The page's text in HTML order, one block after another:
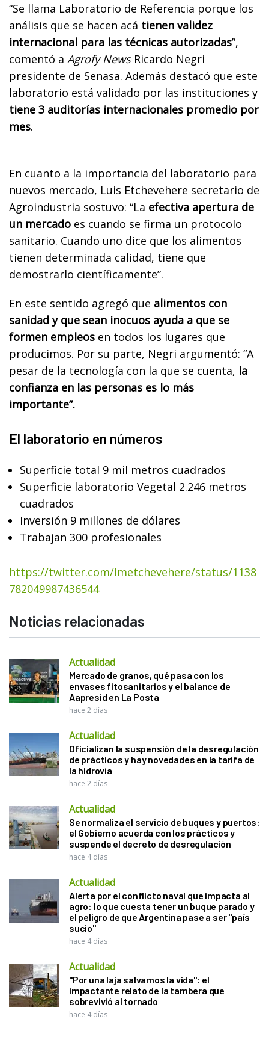
“Se llama Laboratorio de Referencia porque los
análisis que se hacen acá tienen validez
internacional para las técnicas autorizadas”,
comentó a Agrofy NewsRicardo Negri
presidente de Senasa. Además destacó que este
laboratorio está validado por las instituciones y
tiene 3 auditorías internacionales promedio por
mes.
En cuanto a la importancia del laboratorio para
nuevos mercado, Luis Etchevehere secretario de
Agroindustria sostuvo: “La efectiva apertura de
un mercado es cuando se firma un protocolo
sanitario. Cuando uno dice que los alimentos
tienen determinada calidad, tiene que
demostrarlo científicamente”.
En este sentido agregó que alimentos con
sanidad y que sean inocuos ayuda a que se
formen empleos en todos los lugares que
producimos. Por su parte, Negri argumentó: “A
pesar de la tecnología con la que se cuenta, la
confianza en las personas es lo más
importante”.
El laboratorio en números
Superficie total 9 mil metros cuadrados
Superficie laboratorio Vegetal 2.246 metros
cuadrados
Inversión 9 millones de dólares
Trabajan 300 profesionales
https://twitter.com/lmetchevehere/status/1138
782049987436544
Noticias relacionadas
Actualidad
Mercado de granos, qué pasa con los
envases fitosanitarios y el balance de
Aapresid en La Posta
hace 2 días
Actualidad
Oficializan la suspensión de la desregulación
de prácticos y hay novedades en la tarifa de
la hidrovía
hace 2 días
Actualidad
Se normaliza el servicio de buques y puertos:
el Gobierno acuerda con los prácticos y
suspende el decreto de desregulación
hace 4 días
Actualidad
Alerta por el conflicto naval que impacta al
agro: lo que cuesta tener un buque parado y
el peligro de que Argentina pase a ser "país
sucio"
hace 4 días
Actualidad
"Por una laja salvamos la vida": el
impactante relato de la tambera que
sobrevivió al tornado
hace 4 días